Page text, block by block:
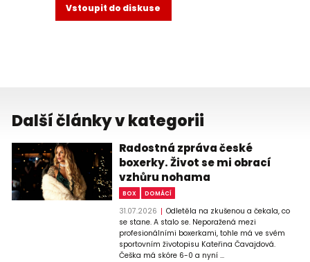
Vstoupit do diskuse
Další články v kategorii
Radostná zpráva české
boxerky. Život se mi obrací
vzhůru nohama
BOX DOMÁCÍ
31.07.2026
Odletěla na zkušenou a čekala, co
se stane. A stalo se. Neporažená mezi
profesionálními boxerkami, tohle má ve svém
sportovním životopisu Kateřina Čavajdová.
Češka má skóre 6-0 a nyní ...